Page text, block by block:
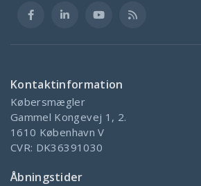
Kontaktinformation
Købersmægler
Gammel Kongevej 1, 2.
1610 København V
CVR: DK36391030
Åbningstider